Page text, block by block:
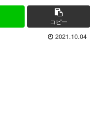
コピー
2021.10.04